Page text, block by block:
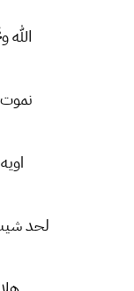
الله
نموت
لحد